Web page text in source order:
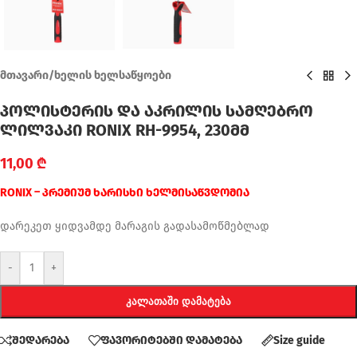
მთავარი/ხელის ხელსაწყოები
პოლისტერის და აკრილის სამღებრო
ლილვაკი RONIX RH-9954, 230მმ
11,00 ₾
RONIX – პრემიუმ ხარისხი ხელმისაწვდომია
დარეკეთ ყიდვამდე მარაგის გადასამოწმებლად
- +
ᲙᲐᲚᲐᲗᲐᲨᲘ ᲓᲐᲛᲐᲢᲔᲑᲐ
შედარება ფავორიტებში დამატება Size guide